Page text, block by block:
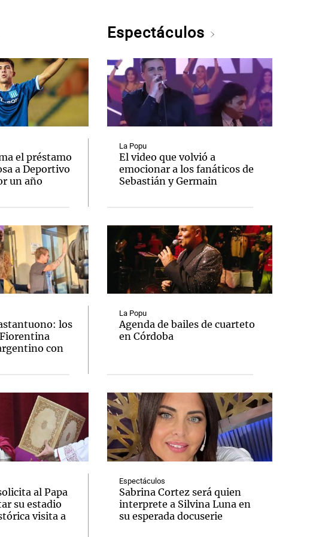
el préstamo
a Deportivo
un año
los
con
al Papa
su estadio
visita a
Espectáculos
La Popu
El video que volvió a
emocionar a los fanáticos de
Sebastián y Germain
La Popu
Agenda de bailes de cuarteto
en Córdoba
Espectáculos
Sabrina Cortez será quien
interprete a Silvina Luna en
su esperada docuserie
Notas
Cadena 3 en Groenlandia